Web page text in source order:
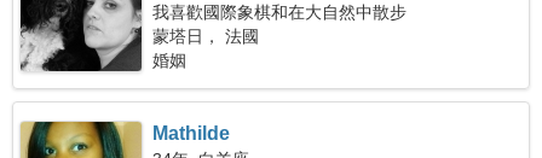
我喜歡國際象棋和在大自然中散步
蒙塔日， 法國
婚姻
Mathilde